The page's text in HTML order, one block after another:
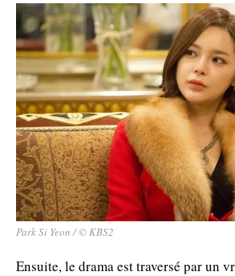
Park Si Yeon / © KBS2
Ensuite, le drama est traversé par un